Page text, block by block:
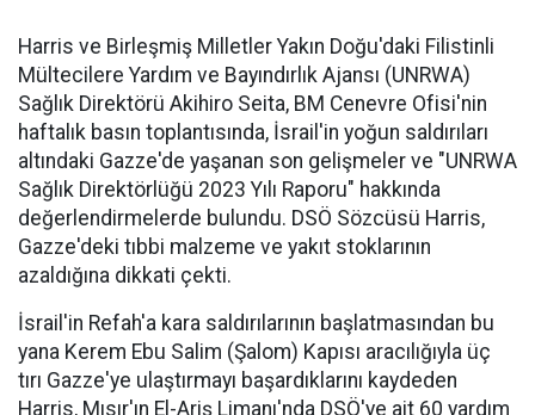
Harris ve Birleşmiş Milletler Yakın Doğu'daki Filistinli
Mültecilere Yardım ve Bayındırlık Ajansı (UNRWA)
Sağlık Direktörü Akihiro Seita, BM Cenevre Ofisi'nin
haftalık basın toplantısında, İsrail'in yoğun saldırıları
altındaki Gazze'de yaşanan son gelişmeler ve "UNRWA
Sağlık Direktörlüğü 2023 Yılı Raporu" hakkında
değerlendirmelerde bulundu. DSÖ Sözcüsü Harris,
Gazze'deki tıbbi malzeme ve yakıt stoklarının
azaldığına dikkati çekti.
İsrail'in Refah'a kara saldırılarının başlatmasından bu
yana Kerem Ebu Salim (Şalom) Kapısı aracılığıyla üç
tırı Gazze'ye ulaştırmayı başardıklarını kaydeden
Harris, Mısır'ın El-Ariş Limanı'nda DSÖ'ye ait 60 yardım